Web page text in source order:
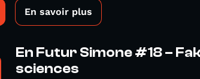
En savoir plus
En Futur Simone #18 –
sciences